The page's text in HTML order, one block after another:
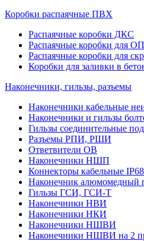
Коробки распаячные ПВХ
Распаячные коробки ДКС
Распаячные коробки для ОП
Распаячные коробки для
Коробки для заливки в
Наконечники, гильзы, разъемы
Наконечники кабельные
Наконечники и гильзы
Гильзы соединительные
Разъемы РПИ, РШИ
Ответвители ОВ
Наконечники НШП
Коннекторы кабельные IP68
Наконечник алюмомедный
Гильзы ГСИ, ГСИ-Т
Наконечники НВИ
Наконечники НКИ
Наконечники НШВИ
Наконечники НШВИ на 2